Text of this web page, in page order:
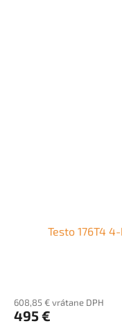
Testo 176T4
608,85 € vrátane DPH
495 €